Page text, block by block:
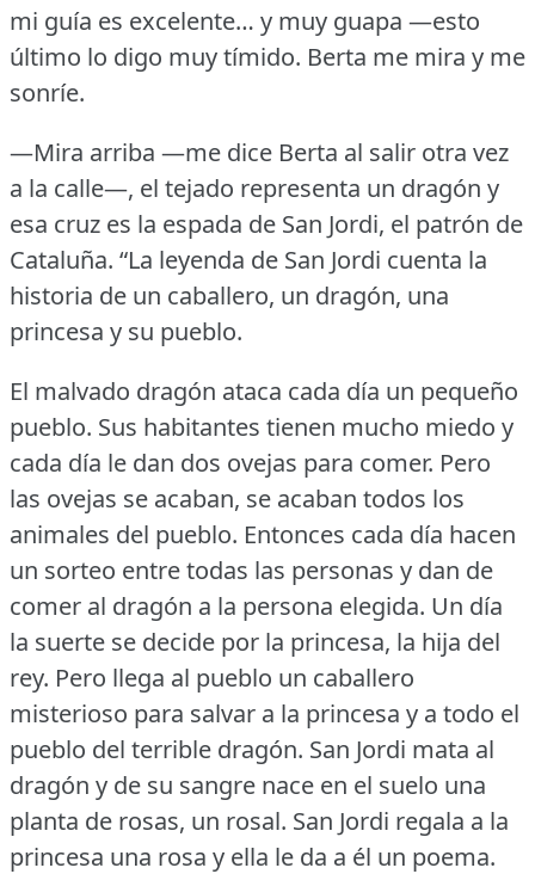
mi guía es excelente… y muy guapa —esto
último lo digo muy tímido. Berta me mira y me
sonríe.
—Mira arriba —me dice Berta al salir otra vez
a la calle—, el tejado representa un dragón y
esa cruz es la espada de San Jordi, el patrón de
Cataluña. “La leyenda de San Jordi cuenta la
historia de un caballero, un dragón, una
princesa y su pueblo.
El malvado dragón ataca cada día un pequeño
pueblo. Sus habitantes tienen mucho miedo y
cada día le dan dos ovejas para comer. Pero
las ovejas se acaban, se acaban todos los
animales del pueblo. Entonces cada día hacen
un sorteo entre todas las personas y dan de
comer al dragón a la persona elegida. Un día
la suerte se decide por la princesa, la hija del
rey. Pero llega al pueblo un caballero
misterioso para salvar a la princesa y a todo el
pueblo del terrible dragón. San Jordi mata al
dragón y de su sangre nace en el suelo una
planta de rosas, un rosal. San Jordi regala a la
princesa una rosa y ella le da a él un poema.